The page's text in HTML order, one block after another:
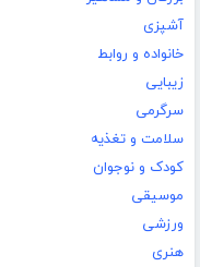
آشپزی
خانواده و روابط
زیبایی
سرگرمی
سلامت و تغذیه
کودک و نوجوان
موسیقی
ورزشی
هنری